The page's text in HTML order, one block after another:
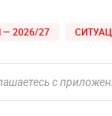
2026/27
с